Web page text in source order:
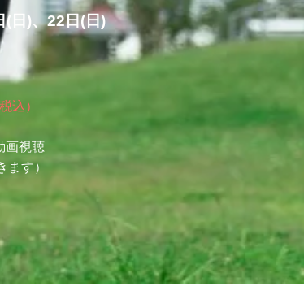
(日)、22日(日)
税込）
画視聴
ます）